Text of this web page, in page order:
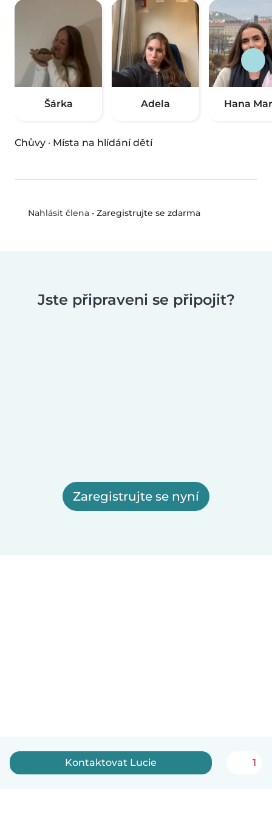
Šárka Adela Hana
Chůvy · Místa na hlídání dětí
Nahlásit člena• Zaregistrujte se zdarma
Jste připraveni se připojit?
Zaregistrujte se nyní
Kontaktovat Lucie 1